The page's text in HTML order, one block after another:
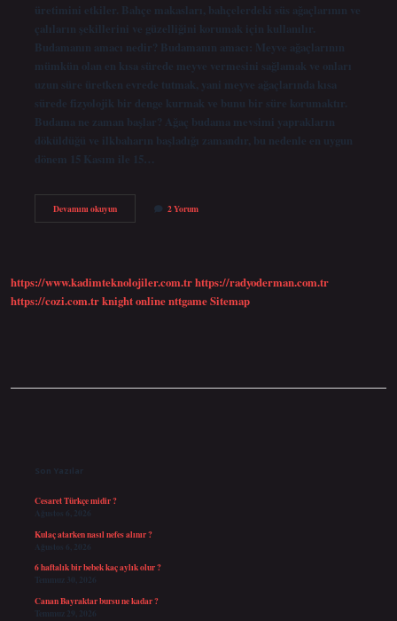
üretimini etkiler. Bahçe makasları, bahçelerdeki süs ağaçlarının ve
çalıların şekillerini ve güzelliğini korumak için kullanılır.
Budamanın amacı nedir? Budamanın amacı: Meyve ağaçlarının
mümkün olan en kısa sürede meyve vermesini sağlamak ve onları
uzun süre üretken evrede tutmak, yani meyve ağaçlarında kısa
sürede fizyolojik bir denge kurmak ve bunu bir süre korumaktır.
Budama ne zaman başlar? Ağaç budama mevsimi yaprakların
döküldüğü ve ilkbaharın başladığı zamandır, bu nedenle en uygun
dönem 15 Kasım ile 15…
Devamını okuyunBudama
Süreci
2 Yorum
https://www.kadimteknolojiler.com.trhttps://radyoderman.com.tr
https://cozi.com.trknight onlinenttgameSitemap
Son Yazılar
Cesaret Türkçe midir ?
Ağustos 6, 2026
Kulaç atarken nasıl nefes alınır ?
Ağustos 6, 2026
6 haftalık bir bebek kaç aylık olur ?
Temmuz 30, 2026
Canan Bayraktar bursu ne kadar ?
Temmuz 29, 2026